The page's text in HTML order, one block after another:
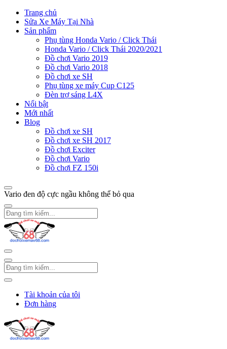
Trang chủ
Sửa Xe Máy Tại Nhà
Sản phẩm
Phụ tùng Honda Vario / Click Thái
Honda Vario / Click Thái 2020/2021
Đồ chơi Vario 2019
Đồ chơi Vario 2018
Đồ chơi xe SH
Phụ tùng xe máy Cup C125
Đèn trợ sáng L4X
Nổi bật
Mới nhất
Blog
Đồ chơi xe SH
Đồ chơi xe SH 2017
Đồ chơi Exciter
Đồ chơi Vario
Đồ chơi FZ 150i
Vario đen độ cực ngầu không thể bỏ qua
Tài khoản của tôi
Đơn hàng